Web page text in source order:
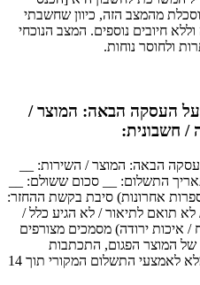
מהמצב הזה, כיוון שחשבתי
חיובים נוספים. המצב הנוכחי
ולחוסר נוחות.
העסקה הבאה: המוצר /
/ חשבונית:
הבאה: המוצר / השירות: __
התשלום: __ סכום ששולם: __
אמצעי התשלום: __ (4 ספרות אחרונות) סיבת בקשת ההחזר:
לא תואם לתיאור / לא הגיע כלל /
איכות ירודה) מסמכים מצורפים
של המוצר הפגום, התכתבות
קודמת) ציפייתי: החזר כספי מלא לאמצעי התשלום המקורי תוך 14